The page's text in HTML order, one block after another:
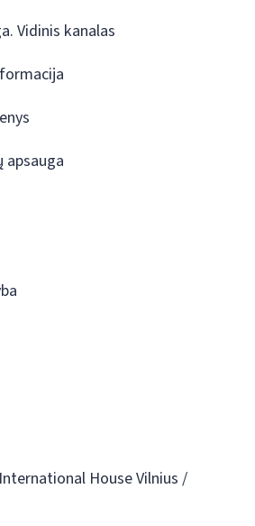
Vidinis kanalas
apsauga
House Vilnius /